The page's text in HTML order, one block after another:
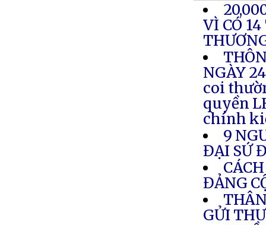
VÌ CÓ
NGÀY
coi
quyền
chính
9
ĐẠI SỨ
ĐẢNG
GỬI